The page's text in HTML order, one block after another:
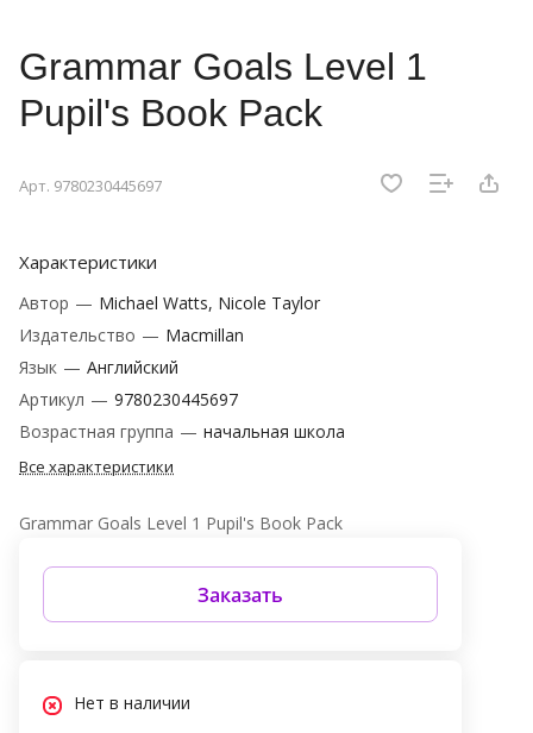
Grammar Goals Level 1
Pupil's Book Pack
Арт. 9780230445697
Характеристики
Автор — Michael Watts, Nicole Taylor
Издательство — Macmillan
Язык — Английский
Артикул — 9780230445697
Возрастная группа — начальная школа
Все характеристики
Grammar Goals Level 1 Pupil's Book Pack
Заказать
Нет в наличии